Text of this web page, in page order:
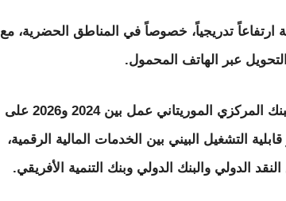
تدريجياً، خصوصاً في المناطق الحضرية، مع
عبر الهاتف المحمول.
وعلى المستوى التنظيمي، قال التقرير إن البنك المركزي الموريتاني عمل بين 2024 و2026 على
التشغيل البيني بين الخدمات المالية الرقمية،
الدولي والبنك الدولي وبنك التنمية الأفريقي.